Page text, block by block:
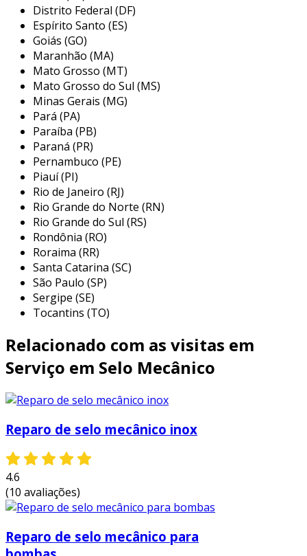
maiores, como vazamentos e danos ao
equipamento, resultando em economia
significativa para as operações industriais.
principais aplicações do reparo de
selo mecânico para bombas
o reparo de selo mecânico é amplamente
utilizado em várias indústrias onde o
transporte de fluidos é necessário, incluindo
petróleo, químico, farmacêutico, e saneamento.
as bombas, que desempenham um papel
crucial em processos industriais, necessitam de
selos mecânicos para garantir a integridade do
sistema. as principais aplicações incluem:
indústria petroquímica:
frequentemente utilizadas para transferir
produtos químicos e combustíveis, onde
vazamentos podem causar riscos
ambientais severos.
tratamento de Água: em sistemas de
tratamento, os selos mecânicos ajudam a
prevenir a contaminação de água potável,
transporte de líquidos é crucial, e o selo
necessária para a segurança dos
indústria alimentícia:
para garantir a
segurança alimentar, as bombas devem
operar sem vazamentos, e o reparo
adecuado dos selos mecânicos é vital.
Distrito Federal (DF)
Espírito Santo (ES)
Goiás (GO)
Maranhão (MA)
Mato Grosso (MT)
Mato Grosso do Sul (MS)
Minas Gerais (MG)
Pará (PA)
Paraíba (PB)
Paraná (PR)
Pernambuco (PE)
Piauí (PI)
Rio de Janeiro (RJ)
Rio Grande do Norte (RN)
Rio Grande do Sul (RS)
Rondônia (RO)
Roraima (RR)
Santa Catarina (SC)
São Paulo (SP)
Sergipe (SE)
Tocantins (TO)
Relacionado com as visitas em
Serviço em Selo Mecânico
Reparo de selo mecânico inox
4.6
(10 avaliações)
Reparo de selo mecânico para